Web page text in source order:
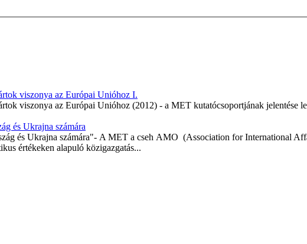
viszonya az Európai Unióhoz I.
viszonya az Európai Unióhoz (2012) - a MET kutatócsoportjának jelentése
és Ukrajna számára
és Ukrajna számára"- A MET a cseh AMO (Association for International
értékeken alapuló közigazgatás...